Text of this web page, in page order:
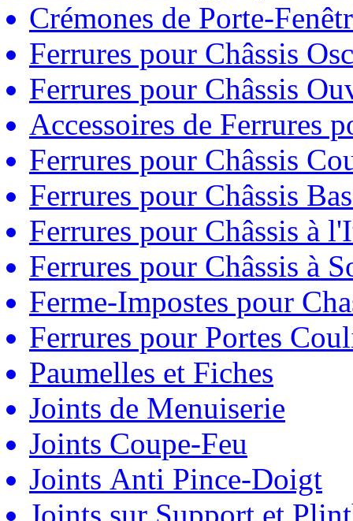
Crémones de Porte-
Ferrures pour Châssis
Ferrures pour Châssis
Accessoires de Ferrures
Ferrures pour Châssis
Ferrures pour Châssis
Ferrures pour Châssis à
Ferrures pour Châssis à
Ferme-Impostes pour
Ferrures pour Portes
Paumelles et Fiches
Joints de Menuiserie
Joints Coupe-Feu
Joints Anti Pince-Doigt